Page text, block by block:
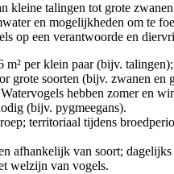
kleine talingen tot grote
en mogelijkheden om te
op een verantwoorde en
per klein paar (bijv.
soorten (bijv. zwanen
hebben zomer en
(bijv. pygmeegans).
territoriaal tijdens
afhankelijk van soort;
welzijn van vogels.